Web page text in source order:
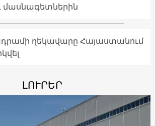
ղեկավարը Հայաստանում
ԼՈՒՐԵՐ